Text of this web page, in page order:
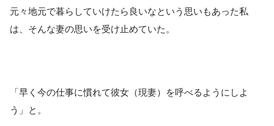
元々地元で暮らしていけたら良いなという思いもあった私
は、そんな妻の思いを受け止めていた。
「早く今の仕事に慣れて彼女（現妻）を呼べるようにしよ
う」と。